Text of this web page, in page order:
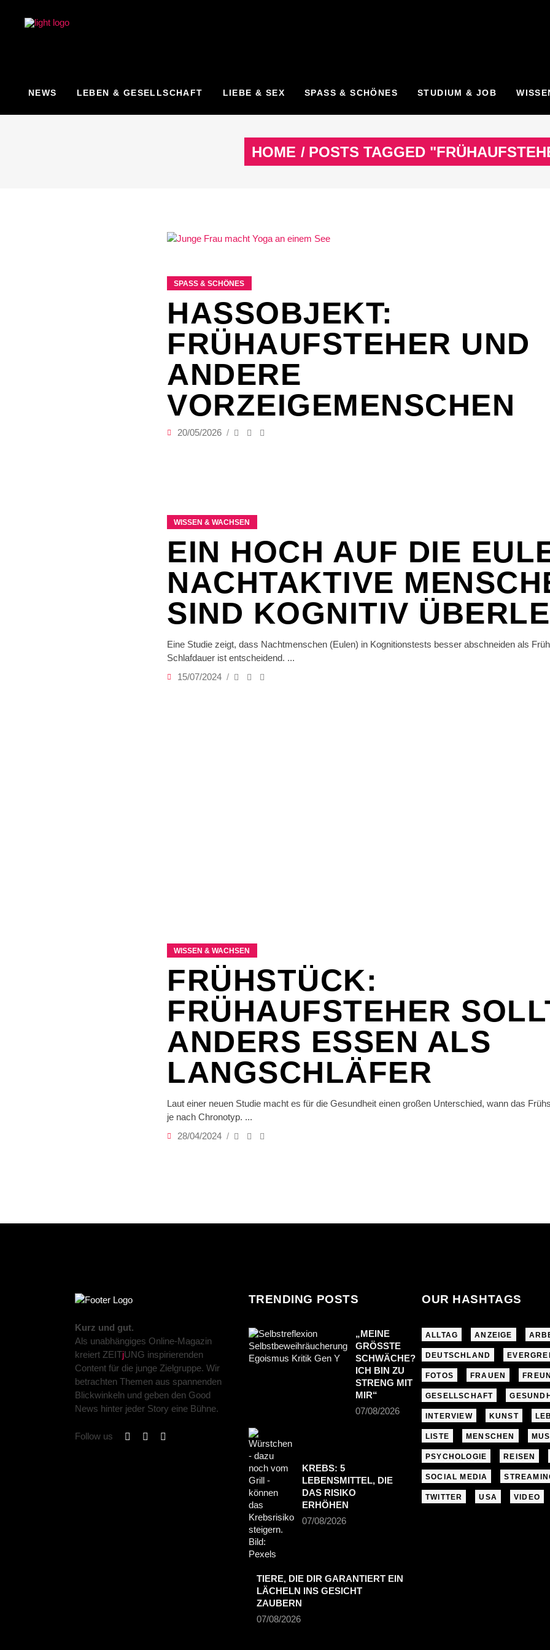
NEWS LEBEN & GESELLSCHAFT LIEBE & SEX SPASS & SCHÖNES STUDIUM & JOB
HOME / POSTS TAGGED
SPASS & SCHÖNES
HASSOBJEKT:
FRÜHAUFSTEHER UND
ANDERE
VORZEIGEMENSCHEN
20/05/2026
WISSEN & WACHSEN
EIN HOCH AUF DIE
NACHTAKTIVE
SIND KOGNITIV
Eine Studie zeigt, dass Nachtmenschen (Eulen) in Kognitionstests besser abschneiden als
Schlafdauer ist entscheidend.
15/07/2024
WISSEN & WACHSEN
FRÜHSTÜCK:
FRÜHAUFSTEHER
ANDERS ESSEN ALS
LANGSCHLÄFER
Laut einer neuen Studie macht es für die Gesundheit einen großen Unterschied, wann das
je nach Chronotyp.
28/04/2024
Kurz und gut.
Als unabhängiges Online-Magazin
kreiert ZEITjUNG inspirierenden
Content für die junge Zielgruppe. Wir
betrachten Themen aus spannenden
Blickwinkeln und geben den Good
News hinter jeder Story eine Bühne.
Follow us
TRENDING POSTS
„MEINE
GRÖSSTE S
CHWÄCHE? I
CH BIN ZU S
TRENG MIT M
IR“
07/08/2026
KREBS: 5
LEBENSMITTEL, DIE
DAS RISIKO
ERHÖHEN
07/08/2026
TIERE, DIE DIR GARANTIERT EIN
LÄCHELN INS GESICHT
ZAUBERN
07/08/2026
OUR HASHTAGS
ALLTAG ANZEIGE
DEUTSCHLAND
FOTOS FRAUEN
GESELLSCHAFT
INTERVIEW KUNST
LISTE MENSCHEN
PSYCHOLOGIE REISEN
SOCIAL MEDIA
TWITTER USA VIDEO